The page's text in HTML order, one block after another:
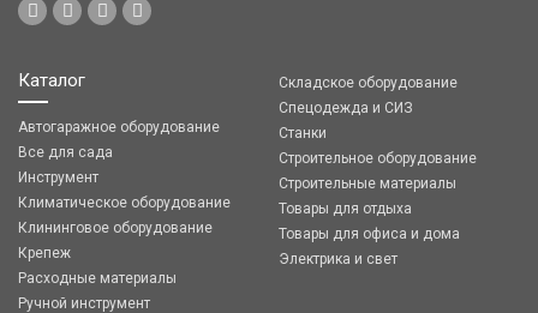
Каталог
Автогаражное оборудование
Все для сада
Инструмент
Климатическое оборудование
Клининговое оборудование
Крепеж
Расходные материалы
Ручной инструмент
Складское оборудование
Спецодежда и СИЗ
Станки
Строительное оборудование
Строительные материалы
Товары для отдыха
Товары для офиса и дома
Электрика и свет